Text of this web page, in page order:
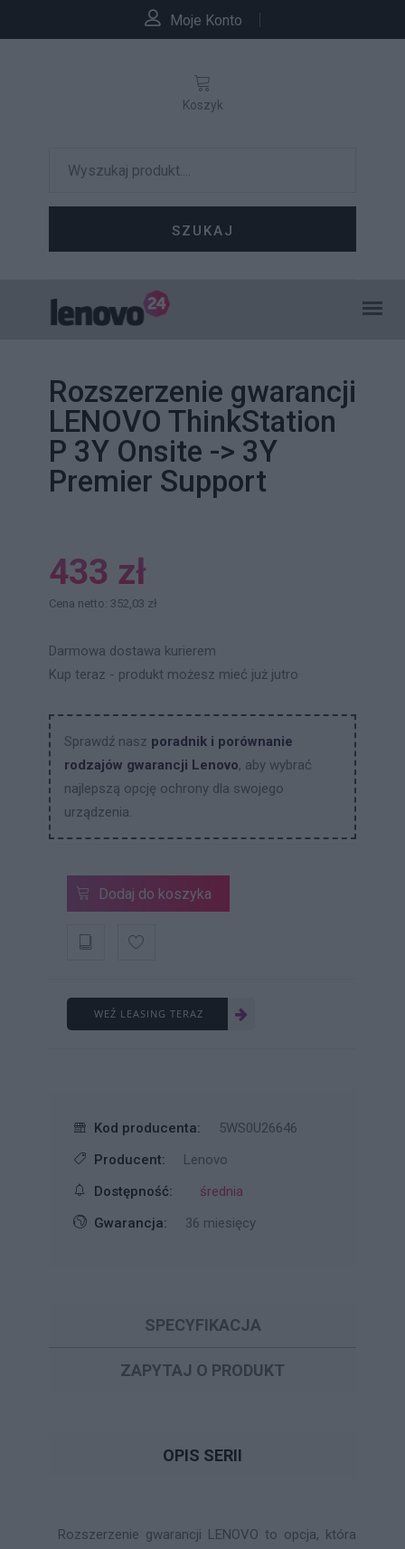
Moje Konto
SZUKAJ
Koszyk
Rozszerzenie gwarancji
LENOVO ThinkStation
P 3Y Onsite -> 3Y
Premier Support
433 zł
Cena netto: 352,03 zł
Darmowa dostawa kurierem
Kup teraz - produkt możesz mieć już jutro
Sprawdź nasz poradnik i porównanie
rodzajów gwarancji Lenovo, aby wybrać
najlepszą opcję ochrony dla swojego
urządzenia.
Dodaj do koszyka
WEŹ LEASING TERAZ
Kod producenta:
5WS0U26646
Producent:
Lenovo
Dostępność:
średnia
Gwarancja:
36 miesięcy
SPECYFIKACJA
ZAPYTAJ O PRODUKT
OPIS SERII
Rozszerzenie gwarancji LENOVO to opcja, która